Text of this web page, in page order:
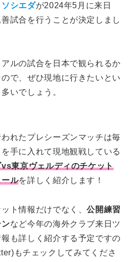
シエダが2024年5月に来日
試合を行うことが決定しまし
ルの試合を日本で観られるか
で、ぜひ現地に行きたいとい
いでしょう。
れたプレシーズンマッチは毎
手に入れて現地観戦している
東京ヴェルディのチケット
ルを詳しく紹介します！
ト情報だけでなく、公開練習
など今年の海外クラブ来日ツ
も詳しく紹介する予定ですの
もチェックしてみてくださ